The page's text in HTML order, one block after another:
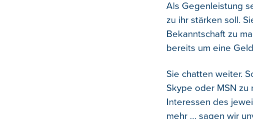
Als Gegenleistung
zu ihr stärken soll.
Bekanntschaft zu
bereits um eine
Sie chatten weiter.
Skype oder MSN zu
Interessen des
mehr … sagen wir